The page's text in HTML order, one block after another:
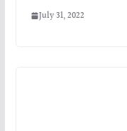
July 31, 2022